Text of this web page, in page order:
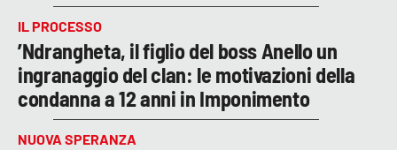
IL PROCESSO
’Ndrangheta, il figlio del boss Anello un
ingranaggio del clan: le motivazioni della
condanna a 12 anni in Imponimento
NUOVA SPERANZA